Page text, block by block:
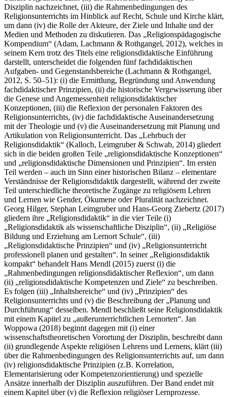
Disziplin nachzeichnet, (iii) die Rahmenbedingungen des
Religionsunterrichts im Hinblick auf Recht, Schule und Kirche klärt,
um dann (iv) die Rolle der Akteure, der Ziele und Inhalte und der
Medien und Methoden zu diskutieren. Das „Religionspädagogische
Kompendium“ (Adam, Lachmann & Rothgangel, 2012), welches in
seinem Kern trotz des Titels eine religionsdidaktische Einführung
darstellt, unterscheidet die folgenden fünf fachdidaktischen
Aufgaben- und Gegenstandsbereiche (Lachmann & Rothgangel,
2012, S. 50–51): (i) die Ermittlung, Begründung und Anwendung
fachdidaktischer Prinzipien, (ii) die historische Vergewisserung über
die Genese und Angemessenheit religionsdidaktischer
Konzeptionen, (iii) die Reflexion der personalen Faktoren des
Religionsunterrichts, (iv) die fachdidaktische Auseinandersetzung
mit der Theologie und (v) die Auseinandersetzung mit Planung und
Artikulation von Religionsunterricht. Das „Lehrbuch der
Religionsdidaktik“ (Kalloch, Leimgruber & Schwab, 2014) gliedert
sich in die beiden großen Teile „religionsdidaktische Konzeptionen“
und „religionsdidaktische Dimensionen und Prinzipien“. Im ersten
Teil werden – auch im Sinn einer historischen Bilanz – elementare
Verständnisse der Religionsdidaktik dargestellt, während der zweite
Teil unterschiedliche theoretische Zugänge zu religiösem Lehren
und Lernen wie Gender, Ökumene oder Pluralität nachzeichnet.
Georg Hilger, Stephan Leimgruber und Hans-Georg Ziebertz (2017)
gliedern ihre „Religionsdidaktik“ in die vier Teile (i)
„Religionsdidaktik als wissenschaftliche Disziplin“, (ii) „Religiöse
Bildung und Erziehung am Lernort Schule“, (iii)
„Religionsdidaktische Prinzipien“ und (iv) „Religionsunterricht
professionell planen und gestalten“. In seiner „Religionsdidaktik
kompakt“ behandelt Hans Mendl (2015) zuerst (i) die
„Rahmenbedingungen religionsdidaktischer Reflexion“, um dann
(ii) „religionsdidaktische Kompetenzen und Ziele“ zu beschreiben.
Es folgen (iii) „Inhaltsbereiche“ und (iv) „Prinzipien“ des
Religionsunterrichts und (v) die Beschreibung der „Planung und
Durchführung“ desselben. Mendl beschließt seine Religionsdidaktik
mit einem Kapitel zu „außerunterrichtlichen Lernorten“. Jan
Woppowa (2018) beginnt dagegen mit (i) einer
wissenschaftstheoretischen Vorortung der Disziplin, beschreibt dann
(ii) grundlegende Aspekte religiösen Lehrens und Lernens, klärt (iii)
über die Rahmenbedingungen des Religionsunterrichts auf, um dann
(iv) religionsdidaktische Prinzipien (z.B. Korrelation,
Elementarisierung oder Kompetenzorientierung) und spezielle
Ansätze innerhalb der Disziplin auszuführen. Der Band endet mit
einem Kapitel über (v) die Reflexion religiöser Lernprozesse.